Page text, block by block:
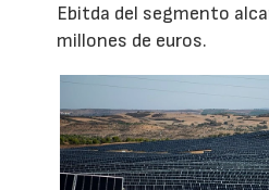
Ebitda del segmento
millones de euros.